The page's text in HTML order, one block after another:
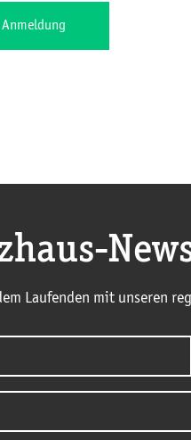
Anmeldung
Laufenden mit unseren